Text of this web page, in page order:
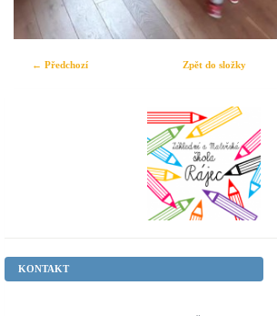
← Předchozí Zpět do složky
KONTAKT